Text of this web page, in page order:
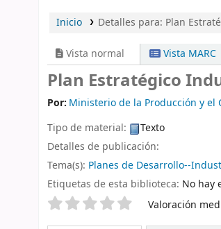
Inicio Detalles para: Plan
Vista normal Vista MARC
Plan Estratégico
Por: Ministerio de la Producción y
Tipo de material:
Texto
Detalles de publicación:
Tema(s): Planes de Desarrollo--
Etiquetas de esta biblioteca: No hay
Valoración Valoración